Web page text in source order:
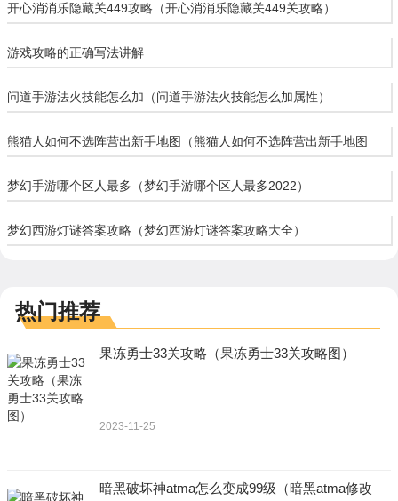
开心消消乐隐藏关449攻略（开心消消乐隐藏关449关攻略）
游戏攻略的正确写法讲解
问道手游法火技能怎么加（问道手游法火技能怎么加属性）
熊猫人如何不选阵营出新手地图（熊猫人如何不选阵营出新手地图
梦幻手游哪个区人最多（梦幻手游哪个区人最多2022）
梦幻西游灯谜答案攻略（梦幻西游灯谜答案攻略大全）
热门推荐
果冻勇士33关攻略（果冻勇士33关攻略图）
2023-11-25
暗黑破坏神atma怎么变成99级（暗黑atma修改